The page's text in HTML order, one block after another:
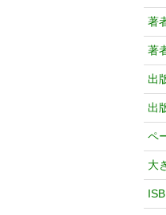
著
著
出
出
ペ
大